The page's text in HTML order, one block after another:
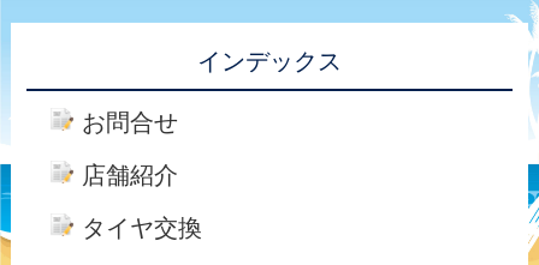
インデックス
お問合せ
店舗紹介
タイヤ交換